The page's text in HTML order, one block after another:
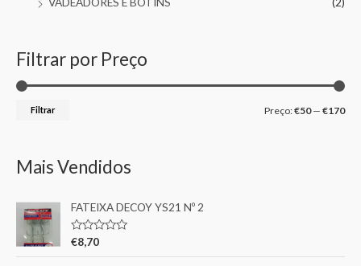
Filtrar por Preço
Filtrar Preço:€50— €170
Mais Vendidos
FATEIXA DECOY YS21 Nº 2
A
€8,70